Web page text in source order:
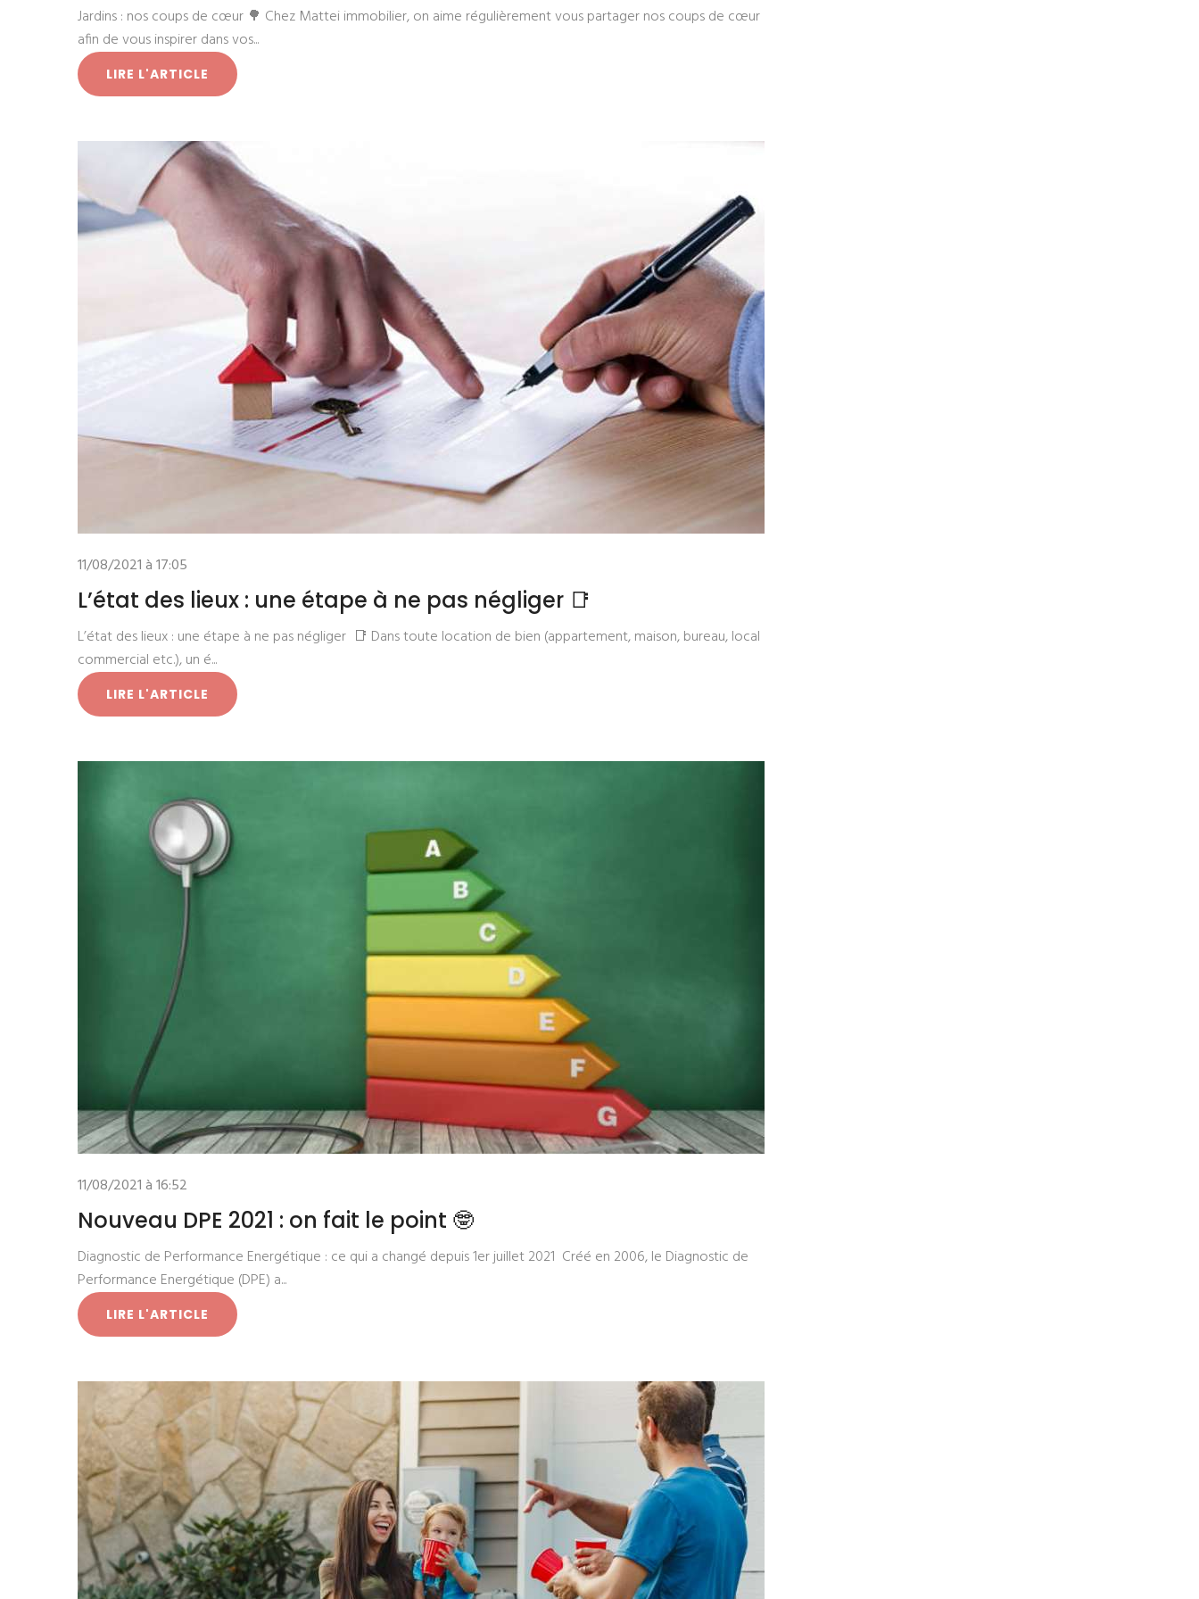
Jardins : nos coups de cœur 🌳 Chez Mattei immobilier, on aime régulièrement vous partager nos coups de cœur
afin de vous inspirer dans vos...
LIRE L'ARTICLE
11/08/2021 à 17:05
L’état des lieux : une étape à ne pas négliger 📑
L’état des lieux : une étape à ne pas négliger 📑 Dans toute location de bien (appartement, maison, bureau, local
commercial etc.), un é...
LIRE L'ARTICLE
11/08/2021 à 16:52
Nouveau DPE 2021 : on fait le point 🤓
Diagnostic de Performance Energétique : ce qui a changé depuis 1er juillet 2021 Créé en 2006, le Diagnostic de
Performance Energétique (DPE) a...
LIRE L'ARTICLE